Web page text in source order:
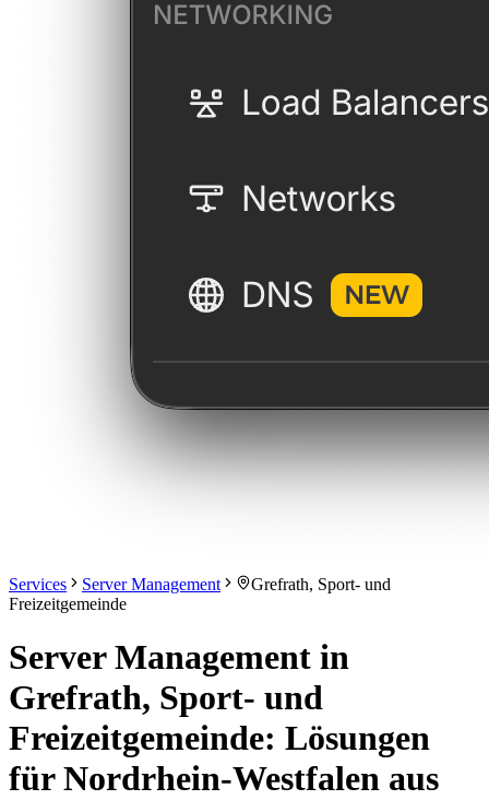
Services Server Management
Grefrath, Sport- und
Freizeitgemeinde
Server Management in
Grefrath, Sport- und
Freizeitgemeinde: Lösungen
für Nordrhein-Westfalen aus